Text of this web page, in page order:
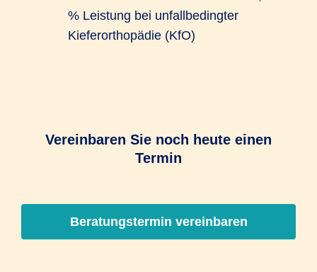
% Leistung bei unfallbedingter
Kieferorthopädie (KfO)
Vereinbaren Sie noch heute einen
Termin
Beratungstermin vereinbaren